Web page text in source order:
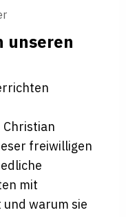
unseren
Christian
freiwilligen
mit
warum sie